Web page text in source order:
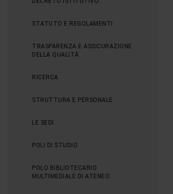
STATUTO E REGOLAMENTI
TRASPARENZA E ASSICURAZIONE
DELLA QUALITÀ
RICERCA
STRUTTURA E PERSONALE
LE SEDI
POLI DI STUDIO
POLO BIBLIOTECARIO
MULTIMEDIALE DI ATENEO